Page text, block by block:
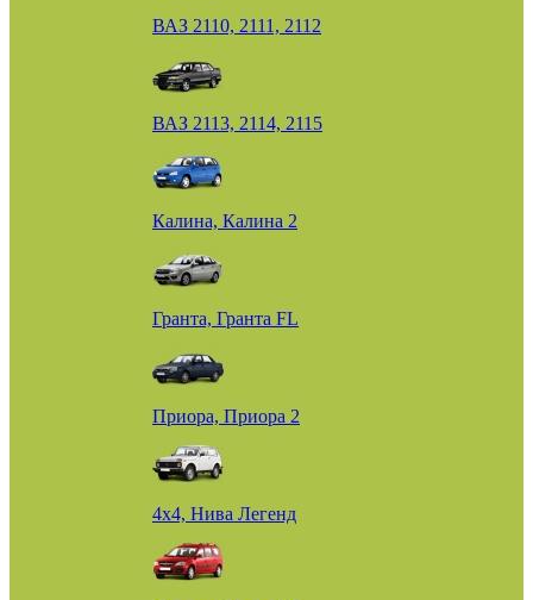
ВАЗ 2110, 2111, 2112
ВАЗ 2113, 2114, 2115
Калина, Калина 2
Гранта, Гранта FL
Приора, Приора 2
4х4, Нива Легенд